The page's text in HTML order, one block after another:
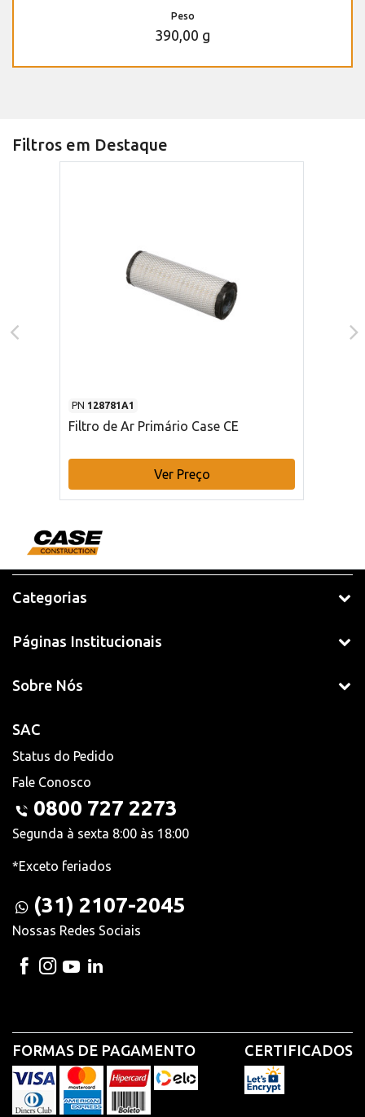
Peso
390,00 g
Filtros em Destaque
PN 128781A1
Filtro de Ar Primário Case CE
Ver Preço
Categorias
Páginas Institucionais
Sobre Nós
SAC
Status do Pedido
Fale Conosco
0800 727 2273
Segunda à sexta 8:00 às 18:00
*Exceto feriados
(31) 2107-2045
Nossas Redes Sociais
FORMAS DE PAGAMENTO CERTIFICADOS